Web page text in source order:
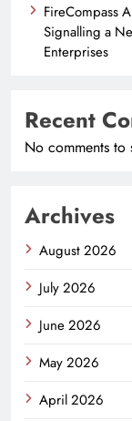
FireCompass
Signalling a
Enterprises
Recent
No comments to
Archives
August 2026
July 2026
June 2026
May 2026
April 2026